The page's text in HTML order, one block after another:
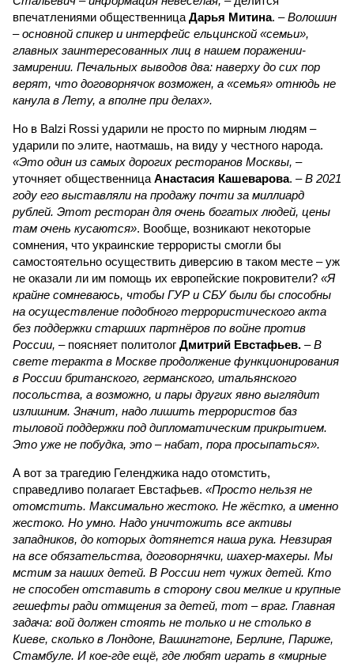
впечатлениями общественница Дарья Митина. –Волошин
– основной спикер и интерфейс ельцинской «семьи»,
главных заинтересованных лиц в нашем поражении-
замирении. Печальных выводов два: наверху до сих пор
верят, что договорнячок возможен, а «семья» отнюдь не
канула в Лету, а вполне при делах».
Но в Balzi Rossi ударили не просто по мирным людям –
ударили по элите, наотмашь, на виду у честного народа.
«Это один из самых дорогих ресторанов Москвы, –
уточняет общественница Анастасия Кашеварова. –В 2021
году его выставляли на продажу почти за миллиард
рублей. Этот ресторан для очень богатых людей, цены
там очень кусаются». Вообще, возникают некоторые
сомнения, что украинские террористы смогли бы
самостоятельно осуществить диверсию в таком месте – уж
не оказали ли им помощь их европейские покровители? «Я
крайне сомневаюсь, чтобы ГУР и СБУ были бы способны
на осуществление подобного террористического акта
без поддержки старших партнёров по войне против
России, – поясняет политолог Дмитрий Евстафьев. –В
свете теракта в Москве продолжение функционирования
в России британского, германского, итальянского
посольства, а возможно, и пары других явно выглядит
излишним. Значит, надо лишить террористов баз
тыловой поддержки под дипломатическим прикрытием.
Это уже не побудка, это – набат, пора просыпаться».
А вот за трагедию Геленджика надо отомстить,
справедливо полагает Евстафьев. «Просто нельзя не
отомстить. Максимально жестоко. Не жёстко, а именно
жестоко. Но умно. Надо уничтожить все активы
западников, до которых дотянется наша рука. Невзирая
на все обязательства, договорнячки, шахер-махеры. Мы
мстим за наших детей. В России нет чужих детей. Кто
не способен отставить в сторону свои мелкие и крупные
гешефты ради отмщения за детей, тот – враг. Главная
задача: вой должен стоять не только и не столько в
Киеве, сколько в Лондоне, Вашингтоне, Берлине, Париже,
Стамбуле. И кое-где ещё, где любят играть в «мирные